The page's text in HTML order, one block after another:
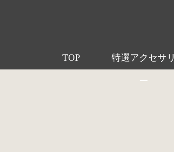
TOP 特選アクセサリ
ー